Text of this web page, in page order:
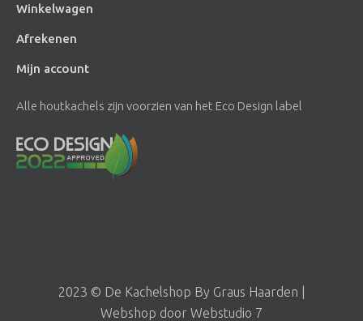
Winkelwagen
Afrekenen
Mijn account
Alle houtkachels zijn voorzien van het Eco Design label
2023 © De Kachelshop By Graus Haarden |
Webshop door Webstudio 7